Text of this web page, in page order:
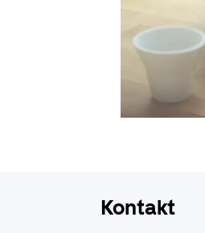
Kontakt